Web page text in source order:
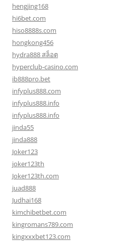
hengjing168
hi6bet.com
hiso8888s.com
hongkong456
hydra888 สล็อต
hyperclub-casino.com
ib888pro.bet
infyplus888.com
infyplus888.info
infyplus888.info
jinda55
jinda888
Joker123
joker123th
Joker123th.com
juad888
Judhai168
kimchibetbet.com
kingromans789.com
kingxxxbet123.com